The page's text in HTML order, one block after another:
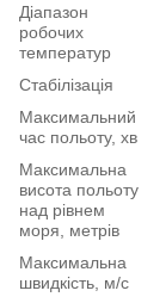
Діапазон
робочих
температур
Стабілізація
Максимальний
час польоту, хв
Максимальна
висота польоту
над рівнем
моря, метрів
Максимальна
швидкість, м/с